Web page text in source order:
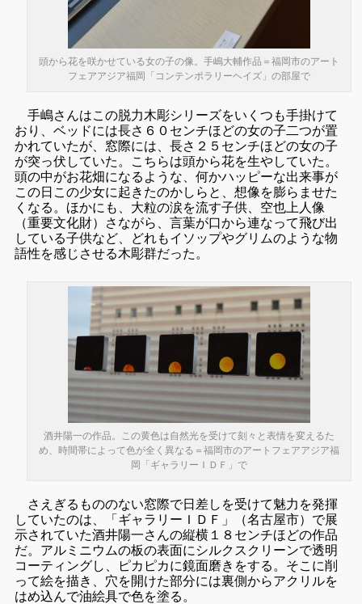
頭から花を咲かせている女の子の像。手嶋大輔作品＝福岡市のアート
フェアアジア福岡「コンテンポラリーヘイズ」の部屋で
手嶋さんはこの脱力木彫シリーズをいくつも手掛けて
おり、ベッドには長さ６０センチほどの女の子二つが置
かれていたが、窓際には、長さ２５センチほどの女の子
が突っ伏していた。こちらは頭から花を生やしていた。
頭の中がお花畑になるような、何かハッピーな出来事が
この日この少女に起きたのかしらと、想像を膨らませた
くなる。ほかにも、大粒の涙を流す子供、空也上人像
（重要文化財）さながら、言葉が口から連なって飛び出
している子供など、どれもイソップやグリムのような物
語性を感じさせる木彫群だった。
酒井陽一の作品。この黄色は自然光を受けて刻々と表情を変えるた
め、時間帯によって色が全く異なる＝福岡市のアートフェアアジア福
岡「ギャラリーＩＤＦ」で
さえぎるもののない窓際で日差しを受けて魅力を発揮
していたのは、「ギャラリーＩＤＦ」（名古屋市）で展
示されていた酒井陽一さんの縦横１８センチほどの作品
だ。アルミニウムの板の表面にシルクスクリーンで透明
コーティングし、ピカピカに鏡面磨きをする。そこに削
って絵を描き、穴を開けた部分には裏側からアクリルを
はめ込んで油絵具で色を塗る。